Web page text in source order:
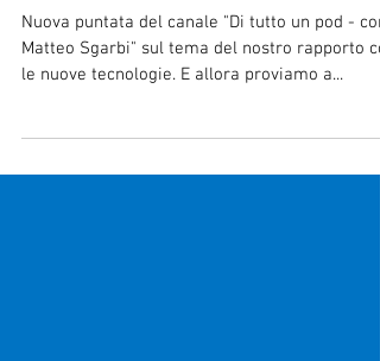
Lo smartphone e noi
Nuova puntata del canale "Di tutto un pod - con
le nuove tecnologie. E allora proviamo a...